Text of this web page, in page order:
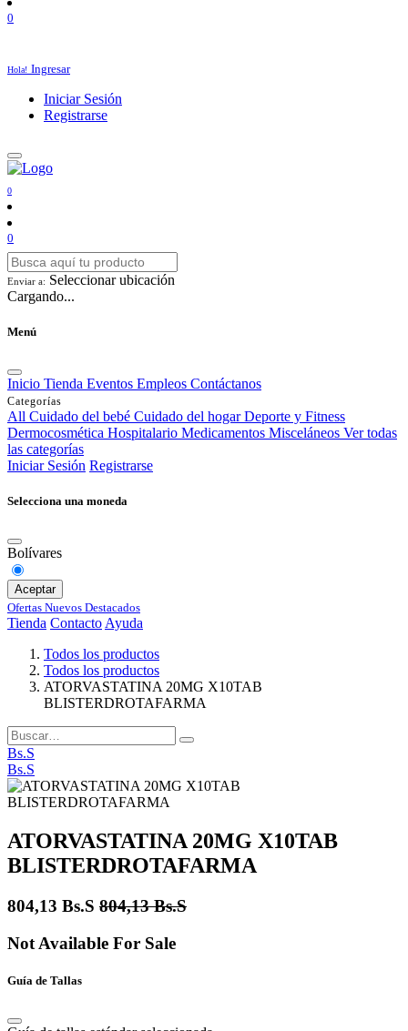
0
Hola! Ingresar
Iniciar Sesión
Registrarse
0
0
Enviar a: Seleccionar ubicación
Cargando...
Menú
Inicio Tienda Eventos Empleos Contáctanos
Categorías
All Cuidado del bebé Cuidado del hogar Deporte y Fitness
Dermocosmética Hospitalario Medicamentos Misceláneos Ver todas
las categorías
Iniciar Sesión Registrarse
Selecciona una moneda
Bolívares
Aceptar
Ofertas Nuevos Destacados
Tienda Contacto Ayuda
Todos los productos
Todos los productos
ATORVASTATINA 20MG X10TAB
BLISTERDROTAFARMA
Bs.S
Bs.S
ATORVASTATINA 20MG X10TAB
BLISTERDROTAFARMA
804,13 Bs.S 804,13Bs.S
Not Available For Sale
Guía de Tallas